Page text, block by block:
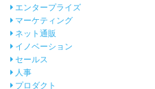
エンタープライズ
マーケティング
ネット通販
イノベーション
セールス
人事
プロダクト